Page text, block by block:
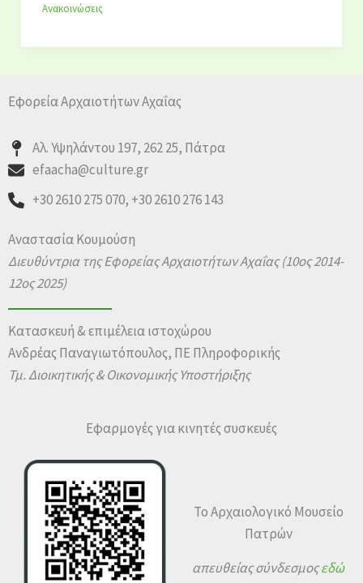
Ανακοινώσεις
Εφορεία Αρχαιοτήτων Αχαΐας
Αλ. Υψηλάντου 197, 262 25, Πάτρα
efaacha@culture.gr
+30 2610 275 070, +30 2610 276 143
Αναστασία Κουμούση
Διευθύντρια της Εφορείας Αρχαιοτήτων Αχαΐας (10ος 2014-
12ος 2025)
Κατασκευή & επιμέλεια ιστοχώρου
Ανδρέας Παναγιωτόπουλος, ΠΕ Πληροφορικής
Τμ. Διοικητικής & Οικονομικής Υποστήριξης
Εφαρμογές για κινητές συσκευές
Το Αρχαιολογικό Μουσείο
Πατρών
απευθείας σύνδεσμοςεδώ